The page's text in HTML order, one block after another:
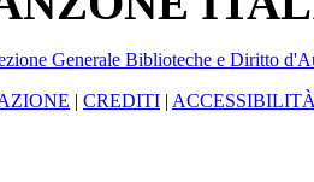
Generale Biblioteche e Diritto
| CREDITI |